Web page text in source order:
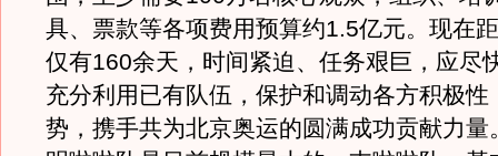
具、票款等各项费用预算约1.5亿元。现在
仅有160余天，时间紧迫、任务艰巨，应尽
充分利用已有队伍，保护和调动各方积极性
势，携手共为北京奥运的圆满成功贡献力量